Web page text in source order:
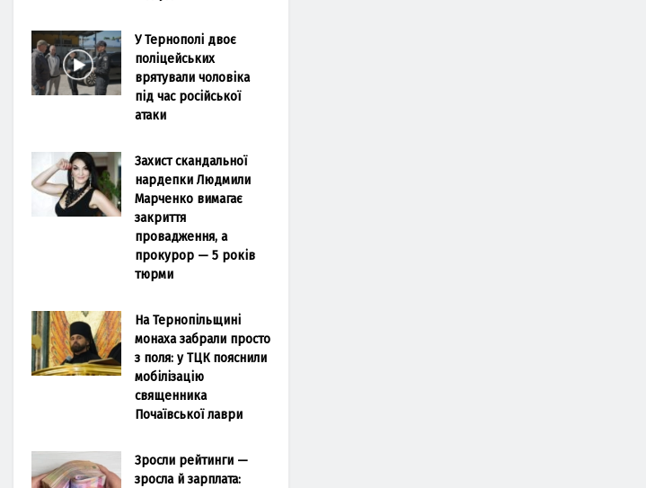
У Тернополі двоє
поліцейських
врятували чоловіка
під час російської
атаки
Захист скандальної
нардепки Людмили
Марченко вимагає
закриття
провадження, а
прокурор — 5 років
тюрми
На Тернопільщині
монаха забрали просто
з поля: у ТЦК пояснили
мобілізацію
священника
Почаївської лаври
Зросли рейтинги —
зросла й зарплата: